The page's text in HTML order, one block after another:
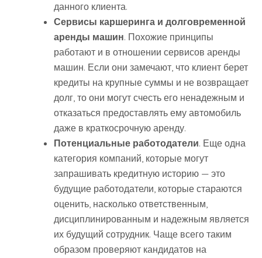
данного клиента.
Сервисы каршеринга и долговременной
аренды машин. Похожие принципы
работают и в отношении сервисов аренды
машин. Если они замечают, что клиент берет
кредиты на крупные суммы и не возвращает
долг, то они могут счесть его ненадежным и
отказаться предоставлять ему автомобиль
даже в краткосрочную аренду.
Потенциальные работодатели. Еще одна
категория компаний, которые могут
запрашивать кредитную историю — это
будущие работодатели, которые стараются
оценить, насколько ответственным,
дисциплинированным и надежным является
их будущий сотрудник. Чаще всего таким
образом проверяют кандидатов на